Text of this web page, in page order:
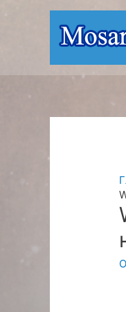
содержимому